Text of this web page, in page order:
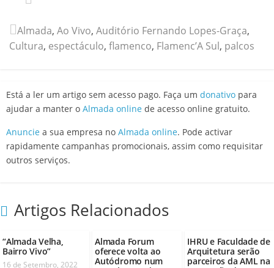
Almada, Ao Vivo, Auditório Fernando Lopes-Graça,
Cultura, espectáculo, flamenco, Flamenc’A Sul, palcos
Está a ler um artigo sem acesso pago. Faça um donativo para
ajudar a manter o Almada online de acesso online gratuito.
Anuncie a sua empresa no Almada online. Pode activar
rapidamente campanhas promocionais, assim como requisitar
outros serviços.
Artigos Relacionados
“Almada Velha,
Bairro Vivo”
16 de Setembro, 2022
Almada Forum
oferece volta ao
Autódromo num
IHRU e Faculdade de
Arquitetura serão
parceiros da AML na